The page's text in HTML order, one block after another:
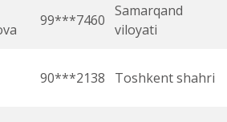
99***7460
Samarqand
viloyati
90***2138 Toshkent shahri